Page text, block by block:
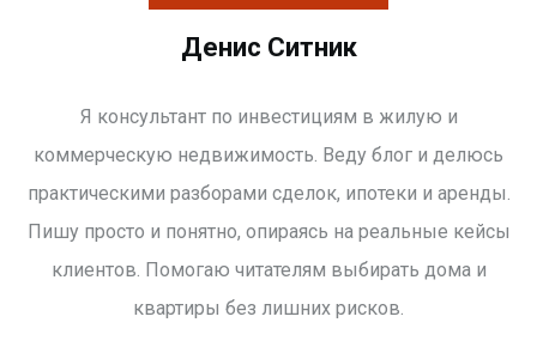
Денис Ситник
Я консультант по инвестициям в жилую и
коммерческую недвижимость. Веду блог и делюсь
практическими разборами сделок, ипотеки и аренды.
Пишу просто и понятно, опираясь на реальные кейсы
клиентов. Помогаю читателям выбирать дома и
квартиры без лишних рисков.